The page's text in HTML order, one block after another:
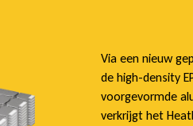
Via een nieuw
de high-density
voorgevormde
verkrijgt het